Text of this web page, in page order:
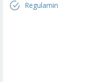
Regulamin